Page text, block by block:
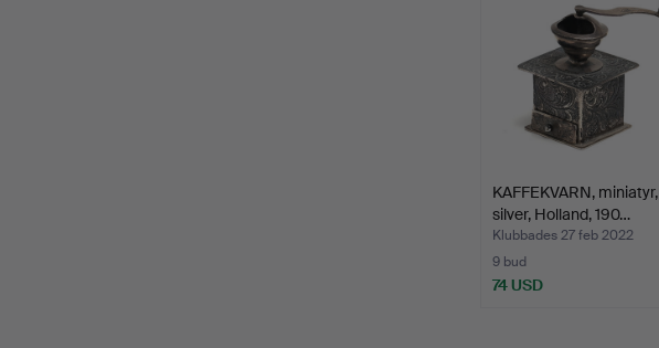
KAFFEKVARN, miniatyr,
silver, Holland, 190…
Klubbades 27 feb 2022
9 bud
74 USD